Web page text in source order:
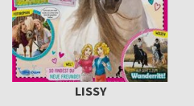
LISSY